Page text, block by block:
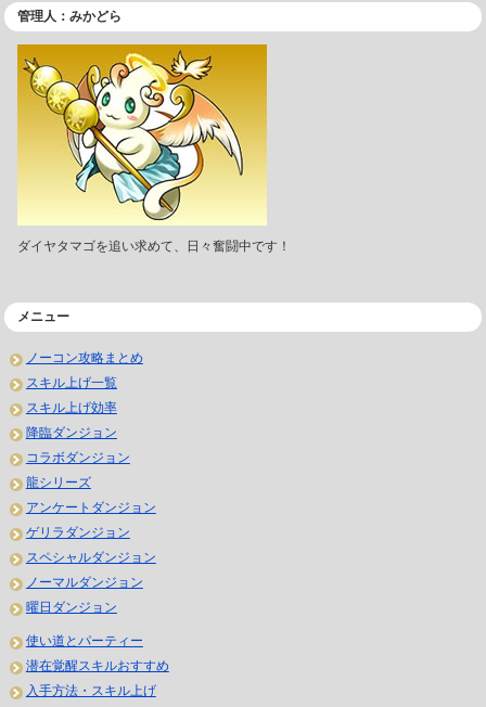
管理人：みかどら
ダイヤタマゴを追い求めて、日々奮闘中です！
メニュー
ノーコン攻略まとめ
スキル上げ一覧
スキル上げ効率
降臨ダンジョン
コラボダンジョン
龍シリーズ
アンケートダンジョン
ゲリラダンジョン
スペシャルダンジョン
ノーマルダンジョン
曜日ダンジョン
使い道とパーティー
潜在覚醒スキルおすすめ
入手方法・スキル上げ